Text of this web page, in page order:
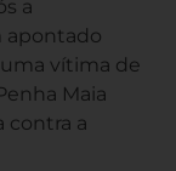
a
apontado
vítima de
Maia
contra a